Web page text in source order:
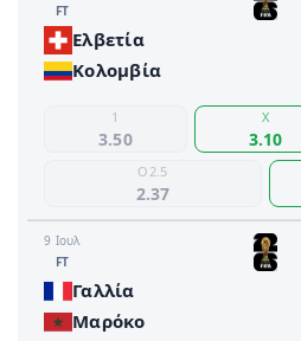
FΤ
Ελβετία
Κολομβία
1
3.50
X
3.10
O2.5
2.37
9 Ιουλ
FΤ
Γαλλία
Μαρόκο